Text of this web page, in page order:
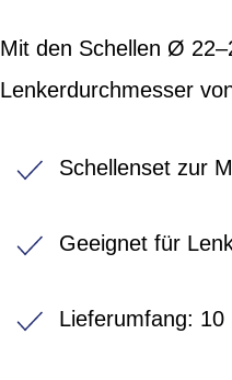
Mit den Schellen Ø
Lenkerdurchmesser
Schellenset zur
Geeignet für
Lieferumfang: 10